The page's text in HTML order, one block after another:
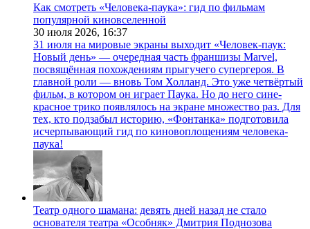
Как смотреть «Человека-паука»: гид по фильмам
популярной киновселенной
30 июля 2026, 16:37
31 июля на мировые экраны выходит «Человек-паук:
Новый день» — очередная часть франшизы Marvel,
посвящённая похождениям прыгучего супергероя. В
главной роли — вновь Том Холланд. Это уже четвёртый
фильм, в котором он играет Паука. Но до него сине-
красное трико появлялось на экране множество раз. Для
тех, кто подзабыл историю, «Фонтанка» подготовила
исчерпывающий гид по киновоплощениям человека-
паука!
Театр одного шамана: девять дней назад не стало
основателя театра «Особняк» Дмитрия Поднозова